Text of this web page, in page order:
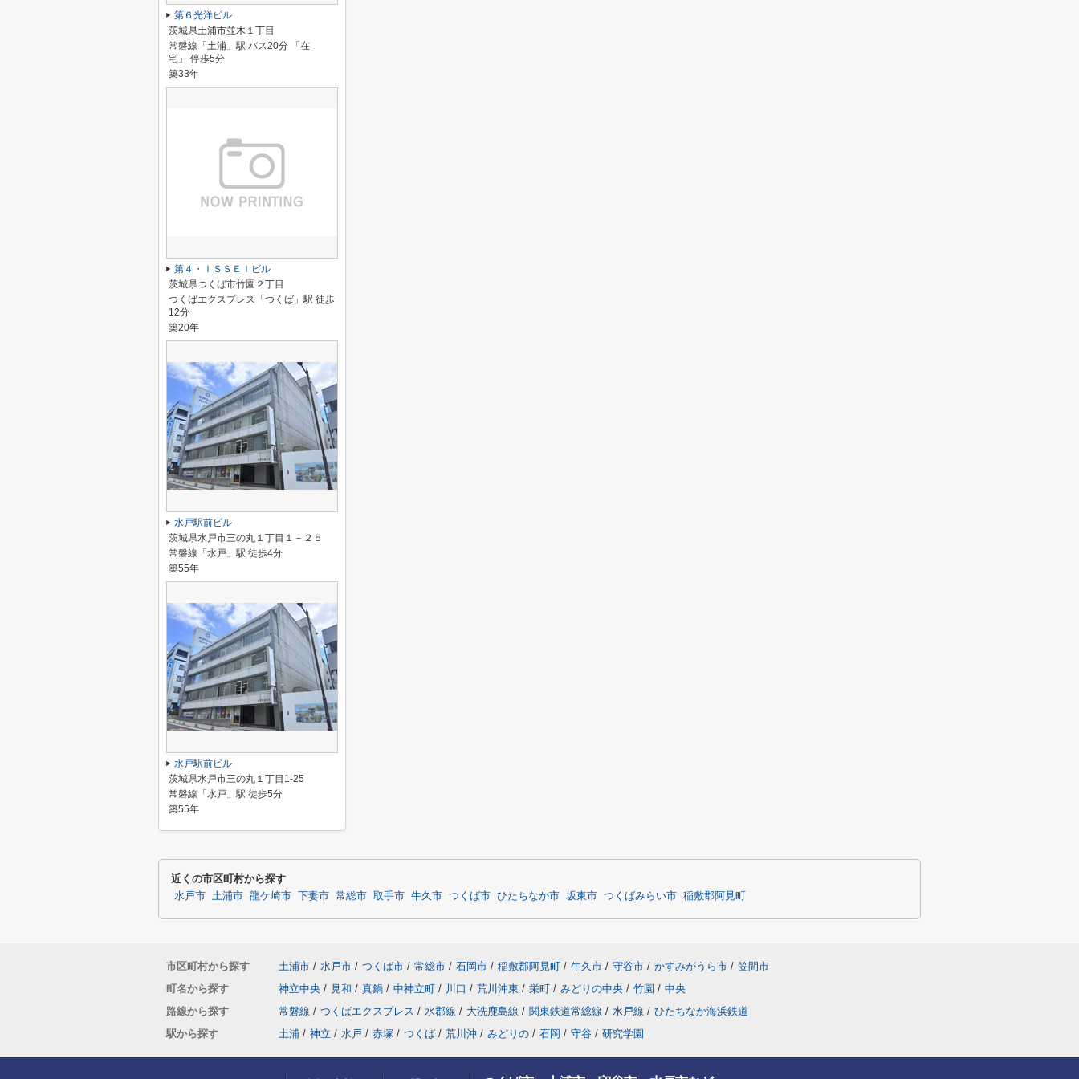
第６光洋ビル
茨城県土浦市並木１丁目
常磐線「土浦」駅 バス20分 「在
宅」 停歩5分
築33年
第４・ＩＳＳＥＩビル
茨城県つくば市竹園２丁目
つくばエクスプレス「つくば」駅 徒歩
12分
築20年
水戸駅前ビル
茨城県水戸市三の丸１丁目１－２５
常磐線「水戸」駅 徒歩4分
築55年
水戸駅前ビル
茨城県水戸市三の丸１丁目1-25
常磐線「水戸」駅 徒歩5分
築55年
近くの市区町村から探す
水戸市 土浦市 龍ケ崎市 下妻市 常総市 取手市 牛久市 つくば市 ひたちなか市 坂東市 つくばみらい市 稲敷郡阿見町
市区町村から探す 土浦市 / 水戸市 / つくば市 / 常総市 / 石岡市 / 稲敷郡阿見町 / 牛久市 / 守谷市 / かすみがうら市 / 笠間市
町名から探す
神立中央 / 見和 / 真鍋 / 中神立町 / 川口 / 荒川沖東 / 栄町 / みどりの中央 / 竹園 / 中央
路線から探す
常磐線 / つくばエクスプレス / 水郡線 / 大洗鹿島線 / 関東鉄道常総線 / 水戸線 / ひたちなか海浜鉄道
駅から探す
土浦 / 神立 / 水戸 / 赤塚 / つくば / 荒川沖 / みどりの / 石岡 / 守谷 / 研究学園